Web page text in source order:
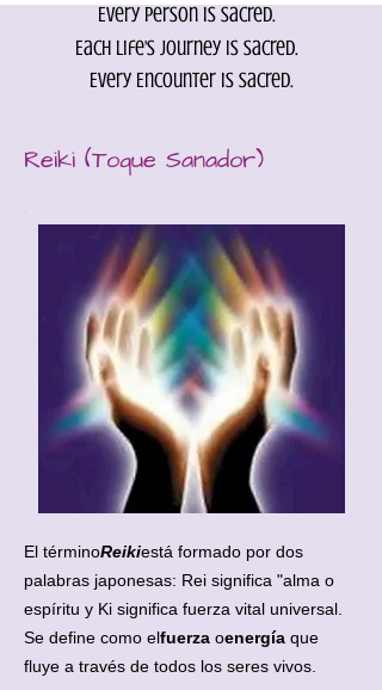
Every person is Sacred.
Each life's journey is sacred.
Every Encounter is sacred.
Reiki (Toque Sanador)
El términoReikiestá formado por dos
palabras japonesas: Rei significa "alma o
espíritu y Ki significa fuerza vital universal.
Se define como elfuerza oenergía que
fluye a través de todos los seres vivos.